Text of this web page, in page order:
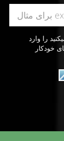
را وارد
خودکار